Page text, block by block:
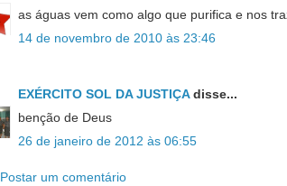
as águas vem como algo que purifica e nos
14 de novembro de 2010 às 23:46
EXÉRCITO SOL DA JUSTIÇAdisse...
benção de Deus
26 de janeiro de 2012 às 06:55
Postar um comentário